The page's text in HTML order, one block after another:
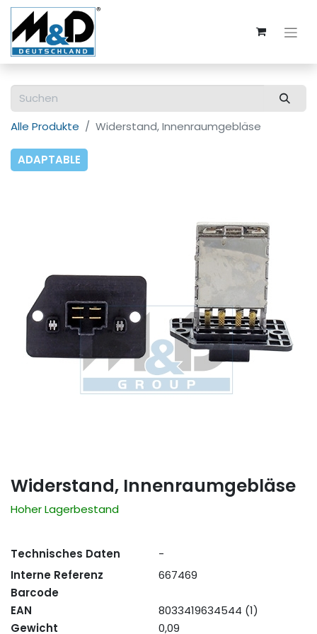
Alle Produkte Widerstand, Innenraumgebläse
ADAPTABLE
Widerstand, Innenraumgebläse
Hoher Lagerbestand
Technisches Daten
-
Interne Referenz
667469
Barcode
EAN
8033419634544 (1)
Gewicht
0,09